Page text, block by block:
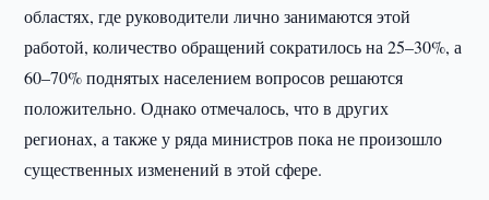
областях, где руководители лично занимаются этой
работой, количество обращений сократилось на 25–30%, а
60–70% поднятых населением вопросов решаются
положительно. Однако отмечалось, что в других
регионах, а также у ряда министров пока не произошло
существенных изменений в этой сфере.